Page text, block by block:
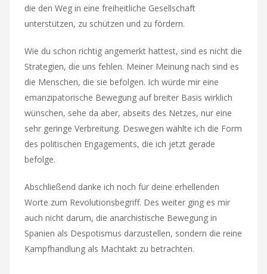
die den Weg in eine freiheitliche Gesellschaft
unterstützen, zu schützen und zu fördern.
Wie du schon richtig angemerkt hattest, sind es nicht die
Strategien, die uns fehlen. Meiner Meinung nach sind es
die Menschen, die sie befolgen. Ich würde mir eine
emanzipatorische Bewegung auf breiter Basis wirklich
wünschen, sehe da aber, abseits des Netzes, nur eine
sehr geringe Verbreitung. Deswegen wählte ich die Form
des politischen Engagements, die ich jetzt gerade
befolge.
Abschließend danke ich noch für deine erhellenden
Worte zum Revolutionsbegriff. Des weiter ging es mir
auch nicht darum, die anarchistische Bewegung in
Spanien als Despotismus darzustellen, sondern die reine
Kampfhandlung als Machtakt zu betrachten.